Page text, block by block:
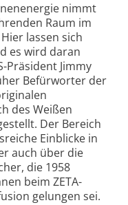
nimmt
Raum im
lassen sich
es wird daran
Präsident Jimmy
Befürworter der
des Weißen
Der Bereich
Einblicke in
auch über die
die 1958
beim ZETA-
gelungen sei.